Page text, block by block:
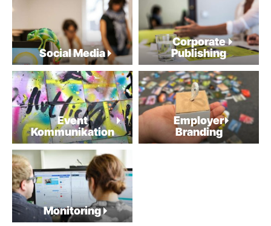
Social Media
Corporate
Publishing
Event
Kommuni­kation
Employer
Branding
Monitoring